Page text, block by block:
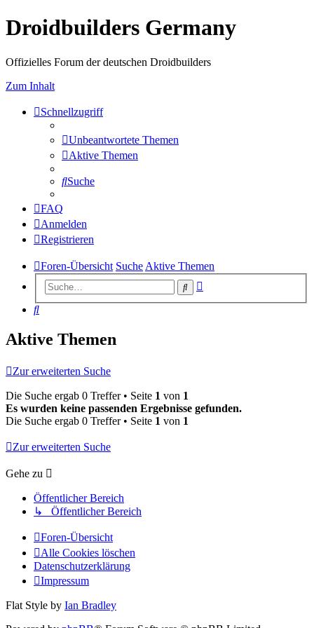
Droidbuilders Germany
Offizielles Forum der deutschen Droidbuilders
Zum Inhalt
Schnellzugriff
Unbeantwortete Themen
Aktive Themen
Suche
FAQ
Anmelden
Registrieren
Foren-Übersicht Suche Aktive Themen
Suche
Suche
Aktive Themen
Zur erweiterten Suche
Die Suche ergab 0 Treffer • Seite 1 von 1
Es wurden keine passenden Ergebnisse gefunden.
Die Suche ergab 0 Treffer • Seite 1 von 1
Zur erweiterten Suche
Gehe zu
Öffentlicher Bereich
↳ Öffentlicher Bereich
Foren-Übersicht
Alle Cookies löschen
Datenschutzerklärung
Impressum
Flat Style by Ian Bradley